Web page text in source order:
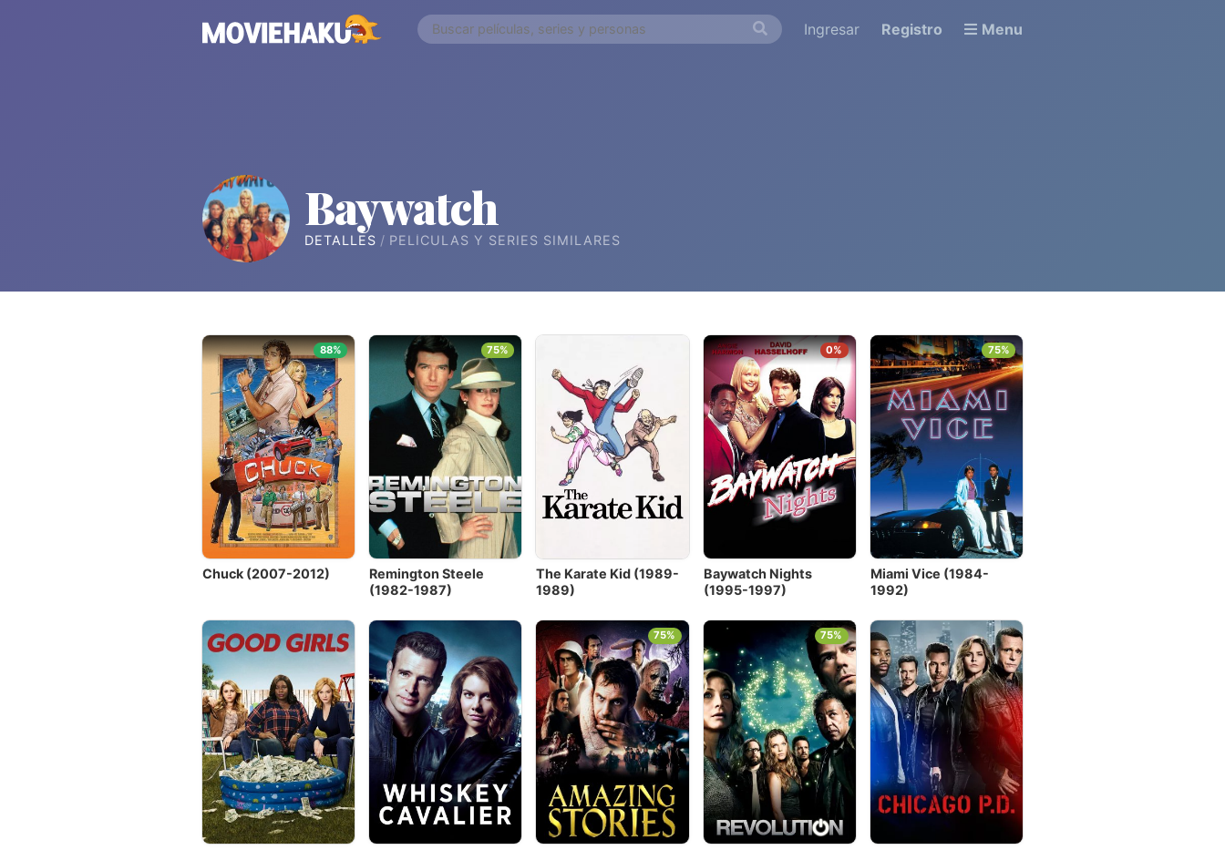
Ingresar Registro Menu
Baywatch
DETALLES PELÍCULAS Y SERIES SIMILARES
Chuck (2007-2012)
88%
Remington Steele
(1982-1987)
75%
The Karate Kid (1989-
1989)
Baywatch Nights
(1995-1997)
0%
Miami Vice (1984-
1992)
75%
75% 75%